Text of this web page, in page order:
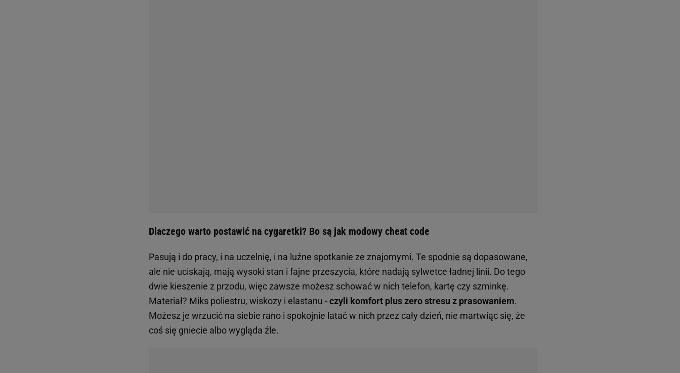
Dlaczego warto postawić na cygaretki? Bo są jak modowy cheat code
Pasują i do pracy, i na uczelnię, i na luźne spotkanie ze znajomymi. Te spodnie są dopasowane,
ale nie uciskają, mają wysoki stan i fajne przeszycia, które nadają sylwetce ładnej linii. Do tego
dwie kieszenie z przodu, więc zawsze możesz schować w nich telefon, kartę czy szminkę.
Materiał? Miks poliestru, wiskozy i elastanu -czyli komfort plus zero stresu z prasowaniem.
Możesz je wrzucić na siebie rano i spokojnie latać w nich przez cały dzień, nie martwiąc się, że
coś się gniecie albo wygląda źle.